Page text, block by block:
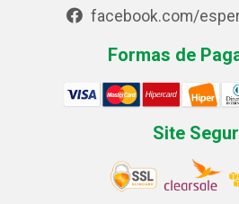
facebook.com/
Formas de
Site